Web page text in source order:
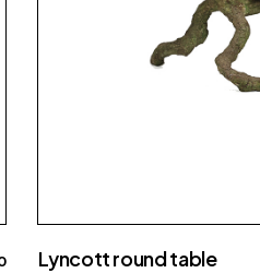
Lyncott round table